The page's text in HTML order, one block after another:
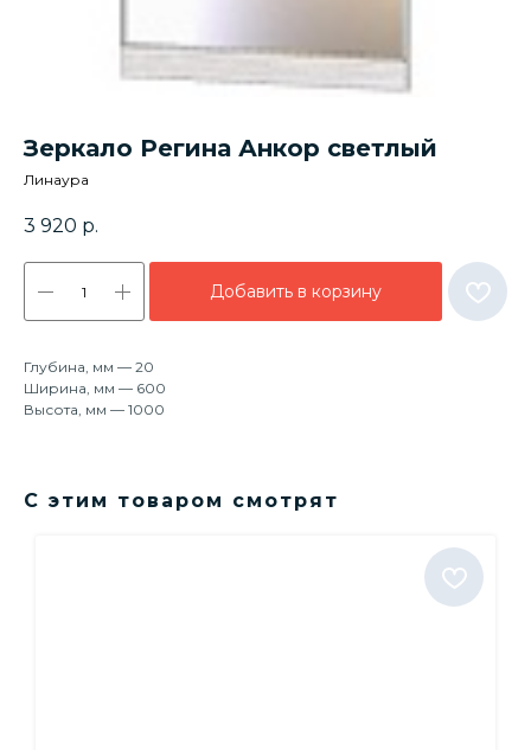
Зеркало Регина Анкор светлый
Линаура
3 920 р.
Добавить в корзину
Глубина, мм — 20
Ширина, мм — 600
Высота, мм — 1000
С этим товаром смотрят